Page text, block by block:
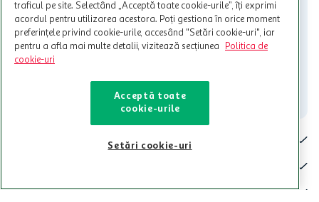
Contacteaza-ne!
Iti stam mereu la dispozitie.
De ajutor
traficul pe site. Selectând „Acceptă toate cookie-urile”, îți exprimi
acordul pentru utilizarea acestora. Poți gestiona în orice moment
preferințele privind cookie-urile, accesând "Setări cookie-uri", iar
pentru a afla mai multe detalii, vizitează secțiunea
Politica de
cookie-uri
Acceptă toate
cookie-urile
Setări cookie-uri